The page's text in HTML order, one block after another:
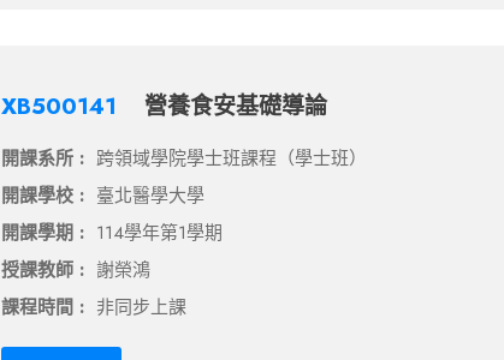
XB500141 營養食安基礎導論
開課系所 : 跨領域學院學士班課程（學士班）
開課學校 : 臺北醫學大學
開課學期 : 114學年第1學期
授課教師 : 謝榮鴻
課程時間 : 非同步上課